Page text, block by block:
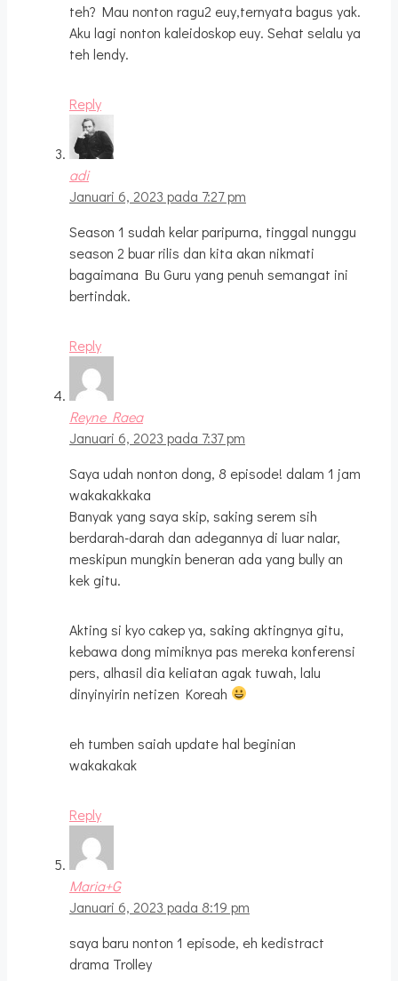
teh? Mau nonton ragu2 euy,ternyata bagus yak.
Aku lagi nonton kaleidoskop euy. Sehat selalu ya
teh lendy.
Reply
adi
Januari 6, 2023 pada 7:27 pm
Season 1 sudah kelar paripurna, tinggal nunggu
season 2 buar rilis dan kita akan nikmati
bagaimana Bu Guru yang penuh semangat ini
bertindak.
Reply
Reyne Raea
Januari 6, 2023 pada 7:37 pm
Saya udah nonton dong, 8 episode! dalam 1 jam
wakakakkaka
Banyak yang saya skip, saking serem sih
berdarah-darah dan adegannya di luar nalar,
meskipun mungkin beneran ada yang bully an
kek gitu.
Akting si kyo cakep ya, saking aktingnya gitu,
kebawa dong mimiknya pas mereka konferensi
pers, alhasil dia keliatan agak tuwah, lalu
dinyinyirin netizen Koreah
eh tumben saiah update hal beginian
wakakakak
Reply
Maria+G
Januari 6, 2023 pada 8:19 pm
saya baru nonton 1 episode, eh kedistract
drama Trolley